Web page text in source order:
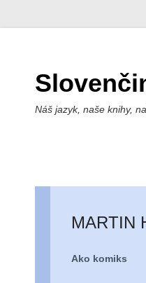
Náš jazyk, naše knihy,
MARTIN
Ako komiks